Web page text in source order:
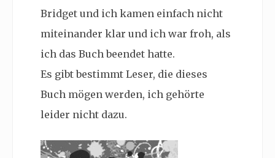
Bridget und ich kamen einfach nicht
miteinander klar und ich war froh, als
ich das Buch beendet hatte.
Es gibt bestimmt Leser, die dieses
Buch mögen werden, ich gehörte
leider nicht dazu.